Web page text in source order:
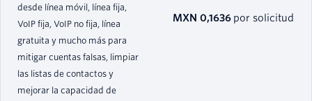
desde línea móvil, línea fija,
VoIP fija, VoIP no fija, línea
gratuita y mucho más para
mitigar cuentas falsas, limpiar
las listas de contactos y
mejorar la capacidad de
MXN 0,1636 por solicitud